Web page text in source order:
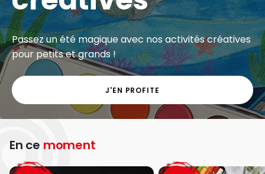
Passez un été magique avec nos activités créatives
pour petits et grands !
J'EN PROFITE
En ce moment